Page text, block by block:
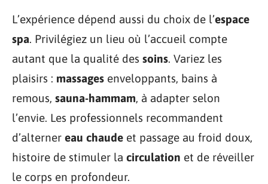
L’expérience dépend aussi du choix de l’espace
spa. Privilégiez un lieu où l’accueil compte
autant que la qualité des soins. Variez les
plaisirs : massages enveloppants, bains à
remous, sauna-hammam, à adapter selon
l’envie. Les professionnels recommandent
d’alterner eau chaude et passage au froid doux,
histoire de stimuler la circulation et de réveiller
le corps en profondeur.